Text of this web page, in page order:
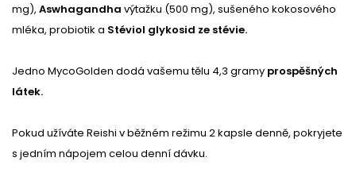
mg), Aswhagandha výtažku (500 mg), sušeného kokosového
mléka, probiotik a Stéviol glykosid ze stévie.
Jedno MycoGolden dodá vašemu tělu 4,3 gramy prospěšných
látek.
Pokud užíváte Reishi v běžném režimu 2 kapsle denně, pokryjete
s jedním nápojem celou denní dávku.